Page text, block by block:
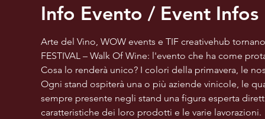
Info Evento / Event Infos
Arte del Vino, WOW events e TIF creativehub
FESTIVAL – Walk Of Wine: l'evento che ha come
Cosa lo renderà unico? I colori della primavera, le
Ogni stand ospiterà una o più aziende vinicole, le
sempre presente negli stand una figura esperta
caratteristiche dei loro prodotti e le varie